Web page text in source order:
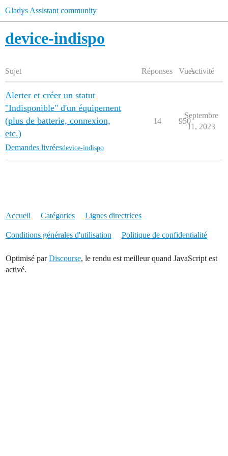
Gladys Assistant community
device-indispo
Sujet Réponses VuesActivité
Alerter et créer un statut
"Indisponible" d'un équipement
(plus de batterie, connexion,
etc.)
Demandes livréesdevice-indispo
14 950
Septembre
11, 2023
Accueil Catégories Lignes directrices
Conditions générales d'utilisation Politique de confidentialité
Optimisé parDiscourse, le rendu est meilleur quand JavaScript est
activé.